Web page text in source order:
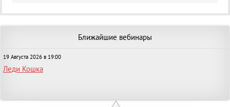
Ближайшие вебинары
19 Августа 2026 в 19:00
Леди Кошка